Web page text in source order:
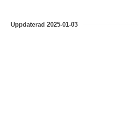
Uppdaterad2025-01-03